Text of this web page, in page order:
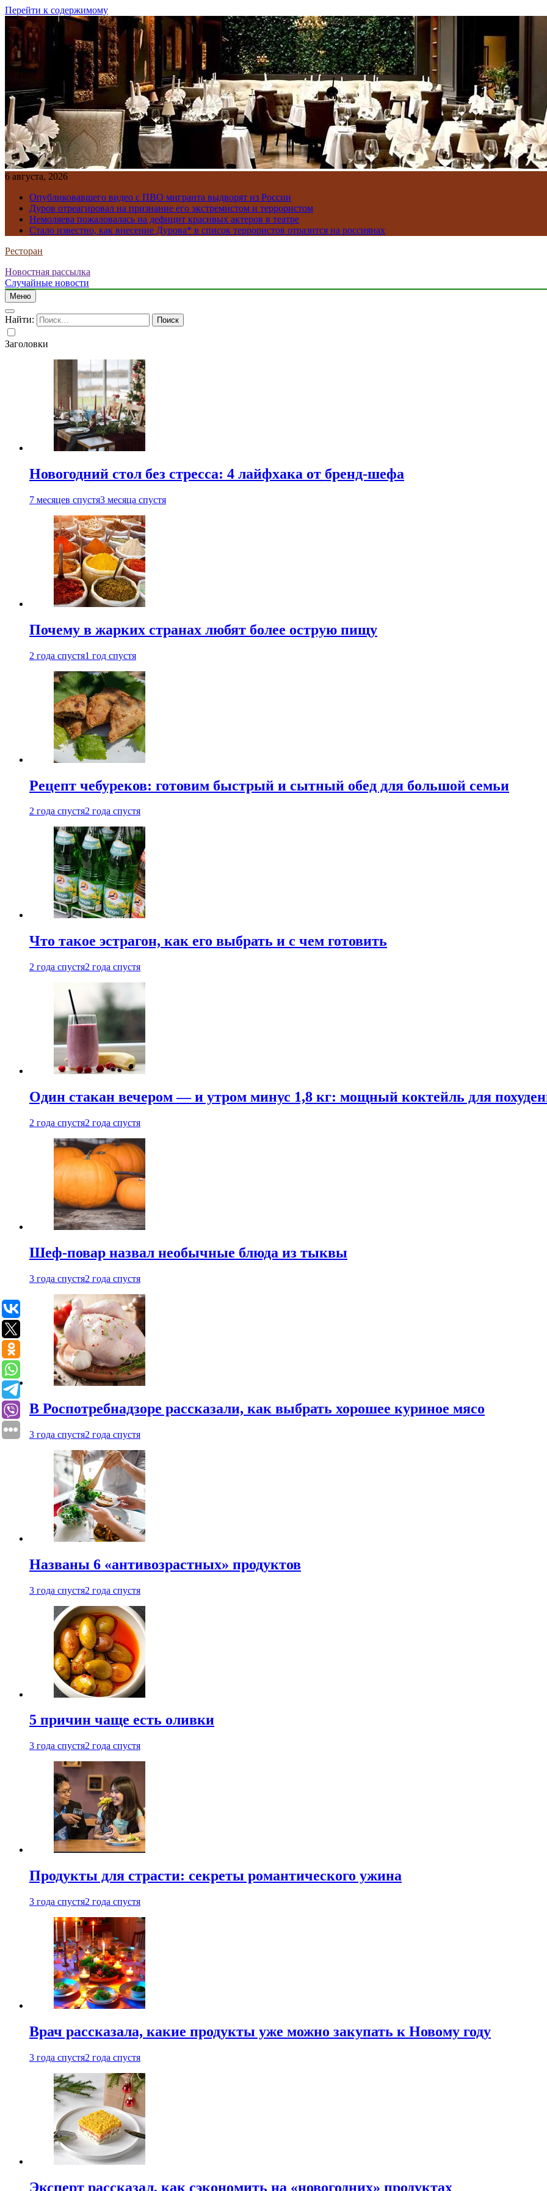
Перейти к содержимому
6 августа, 2026
Опубликовавшего видео с ПВО мигранта выдворят из России
Дуров отреагировал на признание его экстремистом и террористом
Немоляева пожаловалась на дефицит красивых актеров в театре
Стало известно, как внесение Дурова* в список террористов отразится на россиянах
Ресторан
Новостная рассылка
Случайные новости
Меню
Найти:
Заголовки
Новогодний стол без стресса: 4 лайфхака от бренд-шефа
7 месяцев спустя3 месяца спустя
Почему в жарких странах любят более острую пищу
2 года спустя1 год спустя
Рецепт чебуреков: готовим быстрый и сытный обед для большой семьи
2 года спустя2 года спустя
Что такое эстрагон, как его выбрать и с чем готовить
2 года спустя2 года спустя
Один стакан вечером — и утром минус 1,8 кг: мощный коктейль для
2 года спустя2 года спустя
Шеф-повар назвал необычные блюда из тыквы
3 года спустя2 года спустя
В Роспотребнадзоре рассказали, как выбрать хорошее куриное мясо
3 года спустя2 года спустя
Названы 6 «антивозрастных» продуктов
3 года спустя2 года спустя
5 причин чаще есть оливки
3 года спустя2 года спустя
Продукты для страсти: секреты романтического ужина
3 года спустя2 года спустя
Врач рассказала, какие продукты уже можно закупать к Новому году
3 года спустя2 года спустя
Эксперт рассказал, как сэкономить на «новогодних» продуктах